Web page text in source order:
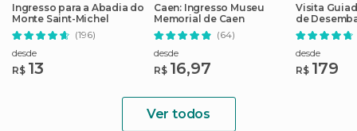
Ingresso para a Abadia do
Monte Saint-Michel
(196)
desde
R$ 13
Caen: Ingresso Museu
Memorial de Caen
(64)
desde
R$ 16,97
Visita
de
Memorial
desde
R$ 179
Ver todos